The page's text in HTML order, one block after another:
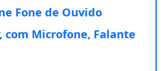
Fone de Ouvido
com Microfone, Falante